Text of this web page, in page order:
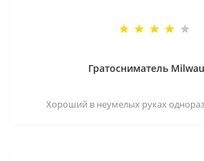
Гратосниматель
Хороший в неумелых руках